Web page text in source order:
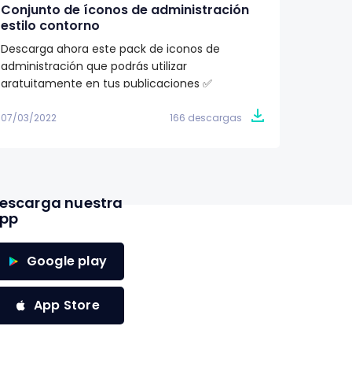
Conjunto de íconos de administración
estilo contorno
Descarga ahora este pack de iconos de
administración que podrás utilizar
gratuitamente en tus publicaciones ✅
07/03/2022 166 descargas
nuestra
Google play
App Store